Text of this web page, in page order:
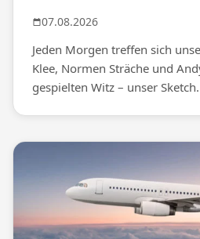
07.08.2026
Jeden Morgen treffen sich
Klee, Normen Sträche und
gespielten Witz – unser